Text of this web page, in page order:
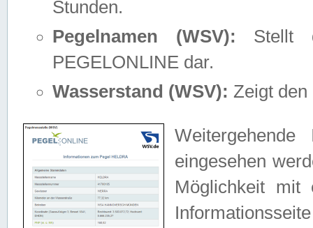
Stunden.
Pegelnamen (WSV): Stellt
PEGELONLINE dar.
Wasserstand (WSV): Zeigt den
eingesehen
Möglichkeit mit